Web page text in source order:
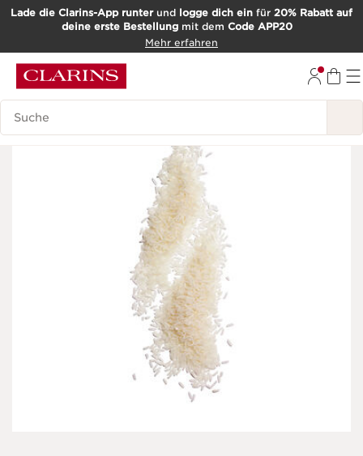
WEITER ZUM INHALT
Lade die Clarins-App runterund logge dich ein für 20% Rabatt auf
deine erste Bestellungmit dem Code APP20
Mehr erfahren
Such-Historie